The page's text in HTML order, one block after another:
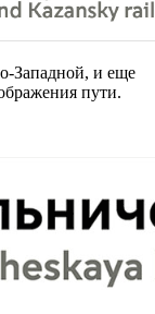
Западной, и еще
пути.